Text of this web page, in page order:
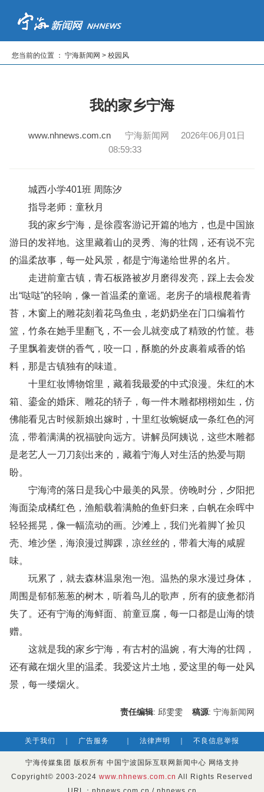
首页 | 新闻 | 专题 | 读报纸
您当前的位置 ： 宁海新闻网 > 校园风
我的家乡宁海
www.nhnews.com.cn宁海新闻网 2026年06月01日
08:59:33
城西小学401班 周陈汐
指导老师：童秋月
我的家乡宁海，是徐霞客游记开篇的地方，也是中国旅
游日的发祥地。这里藏着山的灵秀、海的壮阔，还有说不完
的温柔故事，每一处风景，都是宁海递给世界的名片。
走进前童古镇，青石板路被岁月磨得发亮，踩上去会发
出“哒哒”的轻响，像一首温柔的童谣。老房子的墙根爬着青
苔，木窗上的雕花刻着花鸟鱼虫，老奶奶坐在门口编着竹
篮，竹条在她手里翻飞，不一会儿就变成了精致的竹筐。巷
子里飘着麦饼的香气，咬一口，酥脆的外皮裹着咸香的馅
料，那是古镇独有的味道。
十里红妆博物馆里，藏着我最爱的中式浪漫。朱红的木
箱、鎏金的婚床、雕花的轿子，每一件木雕都栩栩如生，仿
佛能看见古时候新娘出嫁时，十里红妆蜿蜒成一条红色的河
流，带着满满的祝福驶向远方。讲解员阿姨说，这些木雕都
是老艺人一刀刀刻出来的，藏着宁海人对生活的热爱与期
盼。
宁海湾的落日是我心中最美的风景。傍晚时分，夕阳把
海面染成橘红色，渔船载着满舱的鱼虾归来，白帆在余晖中
轻轻摇晃，像一幅流动的画。沙滩上，我们光着脚丫捡贝
壳、堆沙堡，海浪漫过脚踝，凉丝丝的，带着大海的咸腥
味。
玩累了，就去森林温泉泡一泡。温热的泉水漫过身体，
周围是郁郁葱葱的树木，听着鸟儿的歌声，所有的疲惫都消
失了。还有宁海的海鲜面、前童豆腐，每一口都是山海的馈
赠。
这就是我的家乡宁海，有古村的温婉，有大海的壮阔，
还有藏在烟火里的温柔。我爱这片土地，爱这里的每一处风
景，每一缕烟火。
责任编辑: 邱雯雯 稿源: 宁海新闻网
关于我们 广告服务 法律声明 不良信息举报
宁海传媒集团 版权所有 中国宁波国际互联网新闻中心 网络支持
Copyright© 2003-2024 www.nhnews.com.cn All Rights Reserved